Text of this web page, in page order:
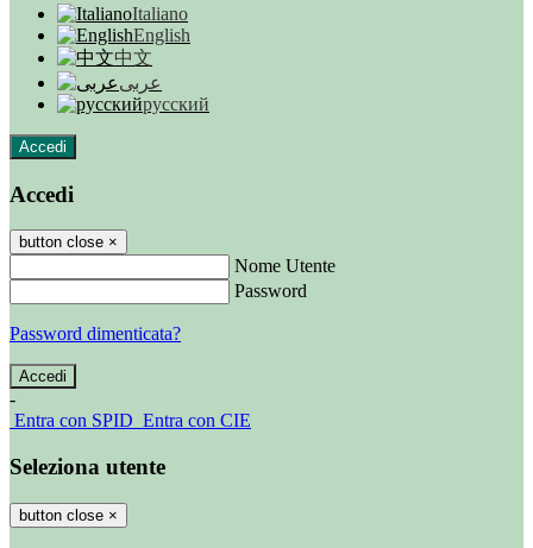
Italiano
English
中文
عربى
русский
Accedi
Accedi
button close ×
Nome Utente
Password
Password dimenticata?
-
Entra con SPID Entra con CIE
Seleziona utente
button close ×